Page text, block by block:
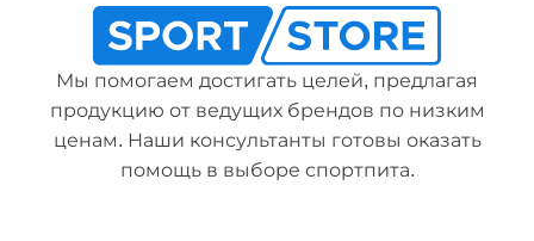
Мы помогаем достигать целей, предлагая
продукцию от ведущих брендов по низким
ценам. Наши консультанты готовы оказать
помощь в выборе спортпита.